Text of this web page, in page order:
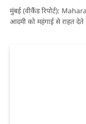
मुंबई (वीकैंड रिपोर्ट):
आदमी को महंगाई से राहत देते